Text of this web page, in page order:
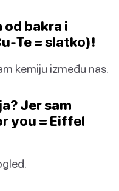
bakra i
Te = slatko)!
kemiju između nas.
Jer sam
you = Eiffel